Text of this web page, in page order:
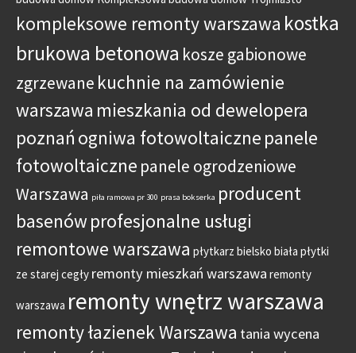
kompleksowe remonty warszawa kostka
brukowa betonowa kosze gabionowe
zgrzewane kuchnie na zamówienie
warszawa mieszkania od dewelopera
poznań ogniwa fotowoltaiczne panele
fotowoltaiczne panele ogrodzeniowe
Warszawa piła ramowa pr 300 prasa bokserka producent
basenów profesjonalne usługi
remontowe warszawa płytkarz bielsko biała płytki
ze starej cegły remonty mieszkań warszawa remonty
warszawa remonty wnętrz warszawa
remonty łazienek Warszawa tania wycena